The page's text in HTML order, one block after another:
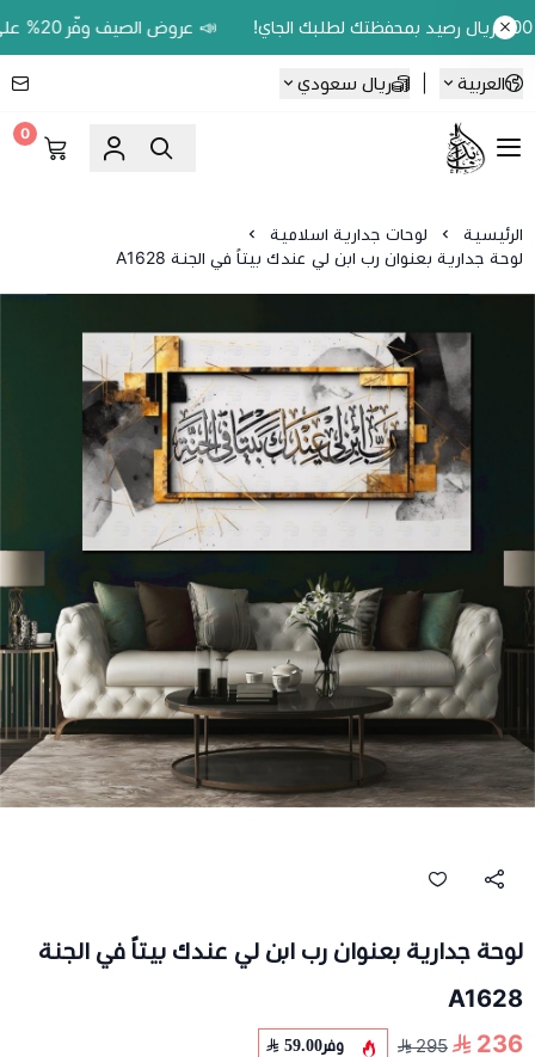
📣 عروض الصيف وفّر 20% على اللوحات الحين.. واكسب 200 ريال رصيد بمحفظتك لطلبك الجاي!
العربية ريال سعودي
Ebbdaa art
0
الرئيسية
لوحات جدارية اسلامية
لوحة جدارية بعنوان رب ابن لي عندك بيتاً في الجنة A1628
لوحة جدارية بعنوان رب ابن لي عندك بيتاً في الجنة
A1628
236
295 وفر59.00